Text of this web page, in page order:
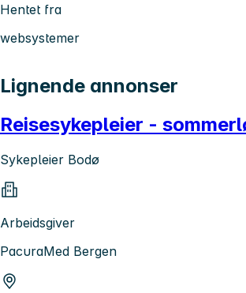
Hentet fra
websystemer
Lignende annonser
Reisesykepleier -
Sykepleier Bodø
Arbeidsgiver
PacuraMed Bergen